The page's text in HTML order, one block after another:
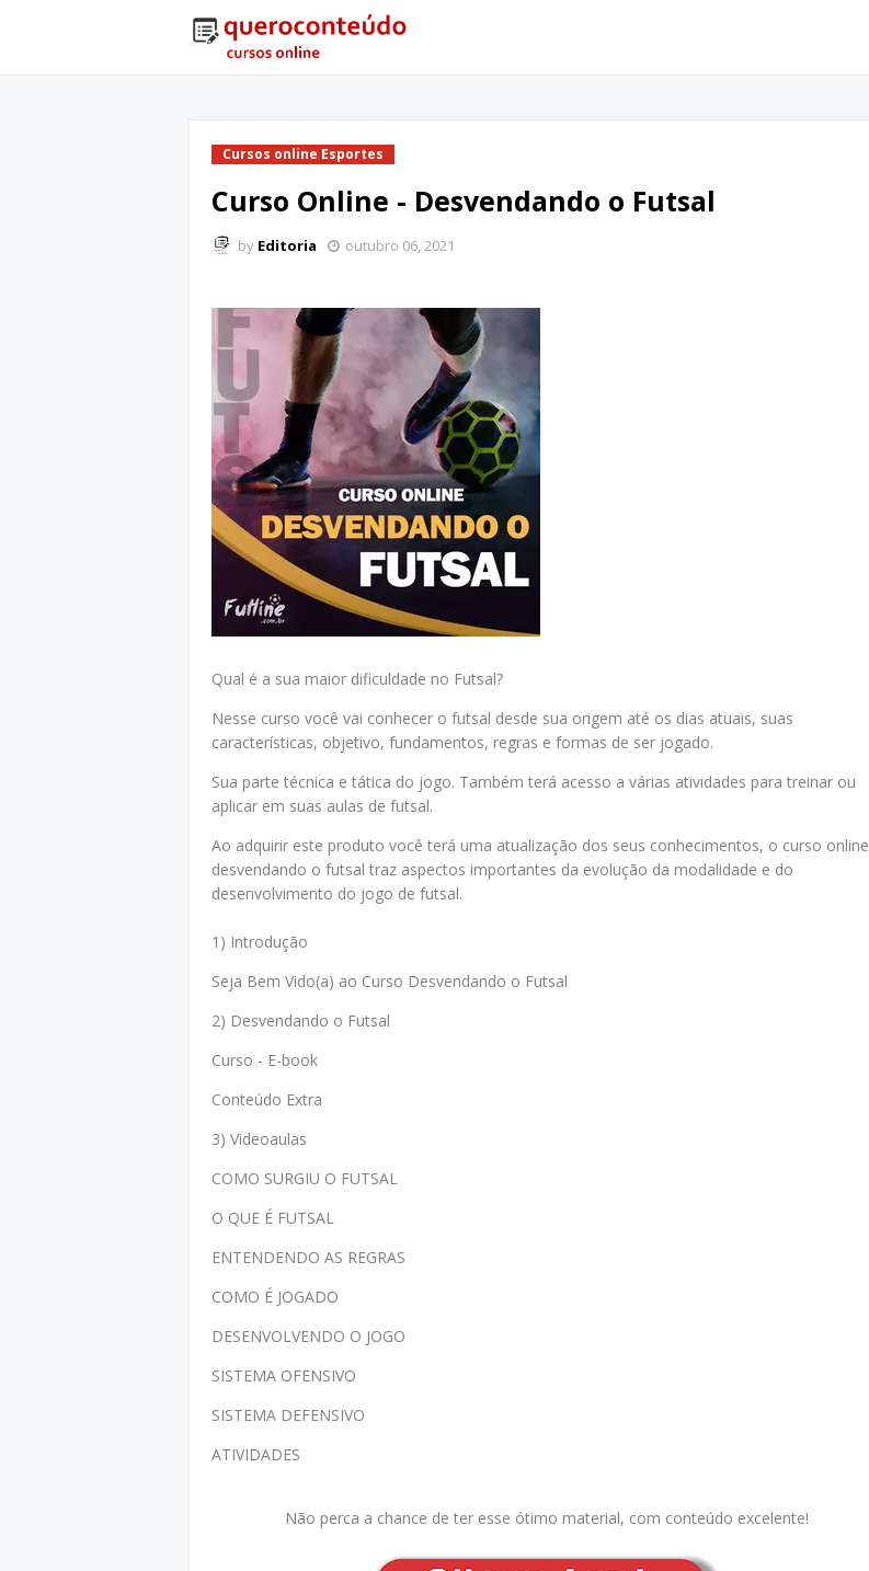
Cursos online Esportes
Curso Online - Desvendando o Futsal
by Editoria outubro 06, 2021
Qual é a sua maior dificuldade no Futsal?
Nesse curso você vai conhecer o futsal desde sua origem até os dias atuais, suas
características, objetivo, fundamentos, regras e formas de ser jogado.
Sua parte técnica e tática do jogo. Também terá acesso a várias atividades para treinar ou
aplicar em suas aulas de futsal.
Ao adquirir este produto você terá uma atualização dos seus conhecimentos, o curso online
desvendando o futsal traz aspectos importantes da evolução da modalidade e do
desenvolvimento do jogo de futsal.
1) Introdução
Seja Bem Vido(a) ao Curso Desvendando o Futsal
2) Desvendando o Futsal
Curso - E-book
Conteúdo Extra
3) Videoaulas
COMO SURGIU O FUTSAL
O QUE É FUTSAL
ENTENDENDO AS REGRAS
COMO É JOGADO
DESENVOLVENDO O JOGO
SISTEMA OFENSIVO
SISTEMA DEFENSIVO
ATIVIDADES
Não perca a chance de ter esse ótimo material, com conteúdo excelente!